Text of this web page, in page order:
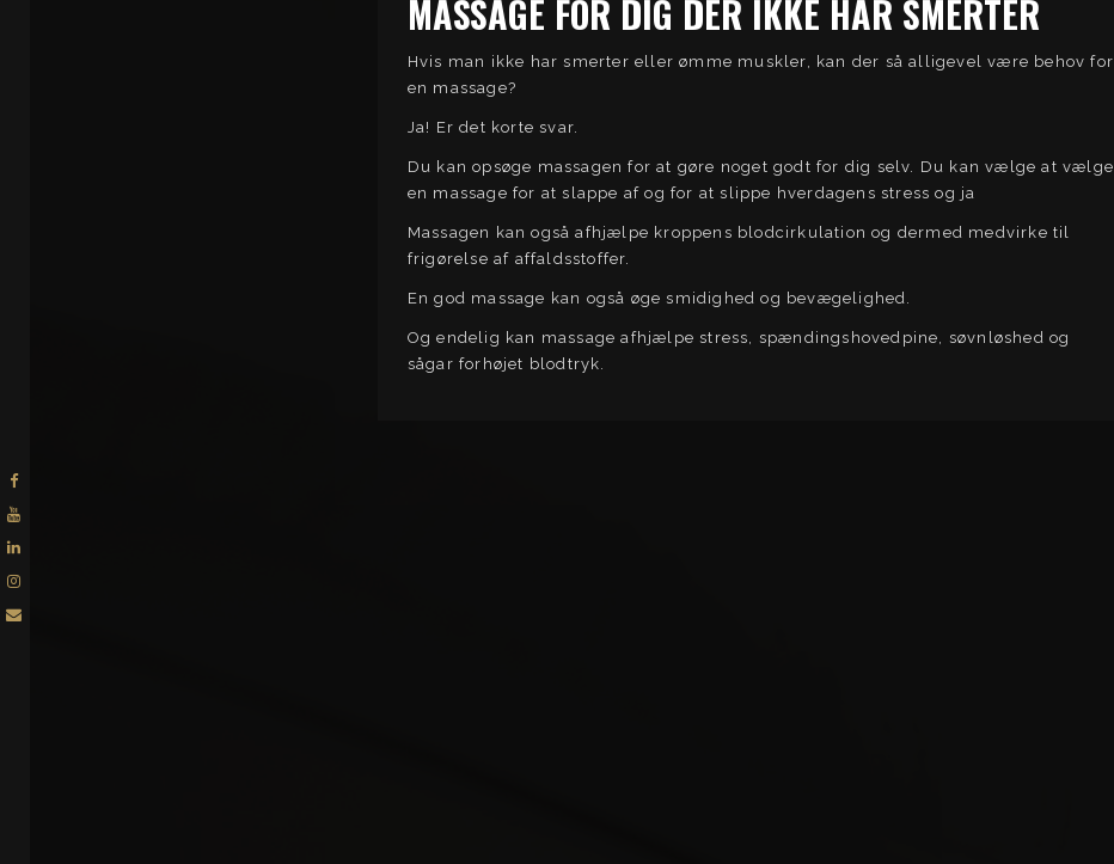
MASSAGE FOR DIG DER IKKE HAR SMERTER
Hvis man ikke har smerter eller ømme muskler, kan der så alligevel være behov for
en massage?
Ja! Er det korte svar.
Du kan opsøge massagen for at gøre noget godt for dig selv. Du kan vælge at vælge
en massage for at slappe af og for at slippe hverdagens stress og ja
Massagen kan også afhjælpe kroppens blodcirkulation og dermed medvirke til
frigørelse af affaldsstoffer.
En god massage kan også øge smidighed og bevægelighed.
Og endelig kan massage afhjælpe stress, spændingshovedpine, søvnløshed og
sågar forhøjet blodtryk.